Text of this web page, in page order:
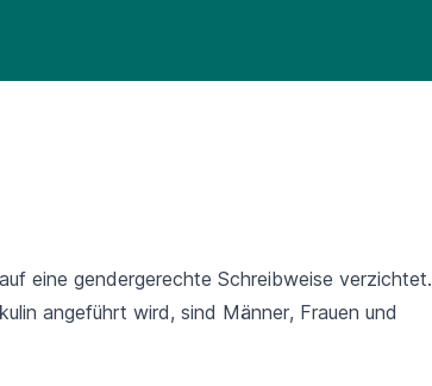
eine gendergerechte Schreibweise verzichtet.
angeführt wird, sind Männer, Frauen und